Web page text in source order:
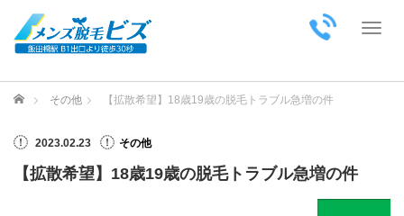
ホーム その他 【拡散希望】18歳19歳の脱毛トラブル急増の件
2023.02.23 その他
【拡散希望】18歳19歳の脱毛トラブル急増の件